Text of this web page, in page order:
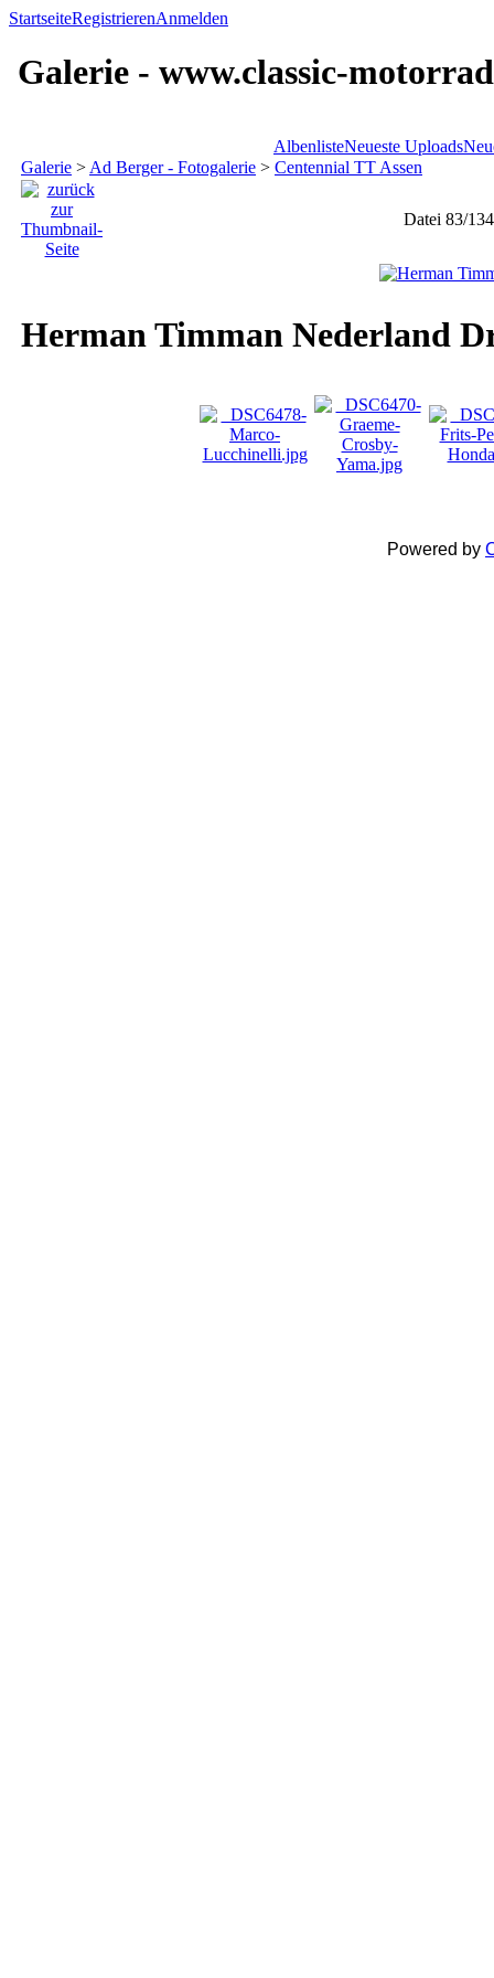
StartseiteRegistrierenAnmelden
Galerie - www.classic-
AlbenlisteNeueste Uploads
Galerie > Ad Berger - Fotogalerie > Centennial TT Assen
Datei 83/134
Herman Timman Nederland
Powered by